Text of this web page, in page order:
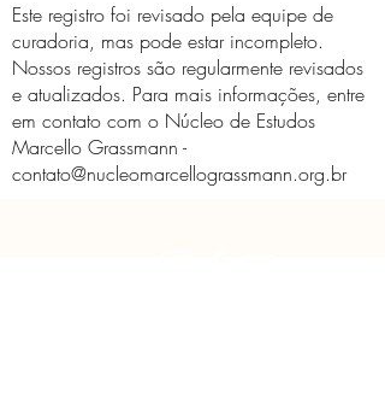
Este registro foi revisado pela equipe de
curadoria, mas pode estar incompleto.
Nossos registros são regularmente revisados ​​
e atualizados. Para mais informações, entre
em contato com o Núcleo de Estudos
Marcello Grassmann -
contato@nucleomarcellograssmann.org.br